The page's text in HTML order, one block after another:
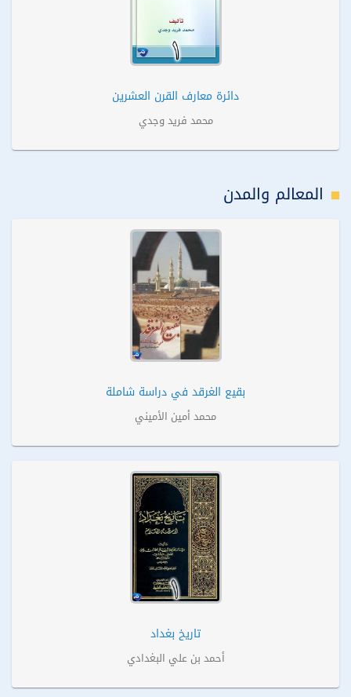
دائرة معارف القرن العشرين
محمد فريد وجدي
المعالم والمدن
بقيع الغرقد في دراسة شاملة
محمد أمين الأميني
تاريخ بغداد
أحمد بن علي البغدادي